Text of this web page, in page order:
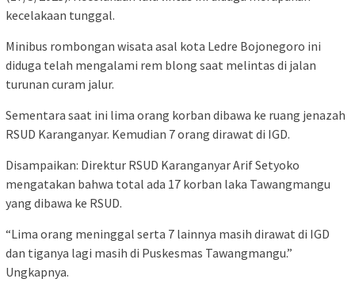
kecelakaan tunggal.
Minibus rombongan wisata asal kota Ledre Bojonegoro ini
diduga telah mengalami rem blong saat melintas di jalan
turunan curam jalur.
Sementara saat ini lima orang korban dibawa ke ruang jenazah
RSUD Karanganyar. Kemudian 7 orang dirawat di IGD.
Disampaikan: Direktur RSUD Karanganyar Arif Setyoko
mengatakan bahwa total ada 17 korban laka Tawangmangu
yang dibawa ke RSUD.
“Lima orang meninggal serta 7 lainnya masih dirawat di IGD
dan tiganya lagi masih di Puskesmas Tawangmangu.”
Ungkapnya.